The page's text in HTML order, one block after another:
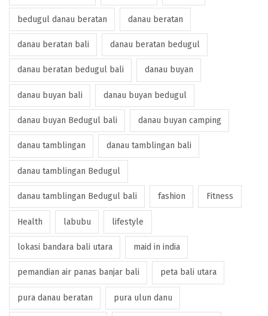
bedugul danau beratan danau beratan
danau beratan bali danau beratan bedugul
danau beratan bedugul bali danau buyan
danau buyan bali danau buyan bedugul
danau buyan Bedugul bali danau buyan camping
danau tamblingan danau tamblingan bali
danau tamblingan Bedugul
danau tamblingan Bedugul bali fashion Fitness
Health labubu lifestyle
lokasi bandara bali utara maid in india
pemandian air panas banjar bali peta bali utara
pura danau beratan pura ulun danu